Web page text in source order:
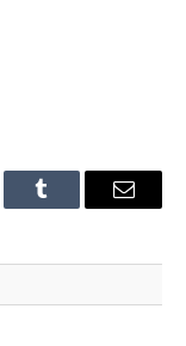
Tumblr
E-